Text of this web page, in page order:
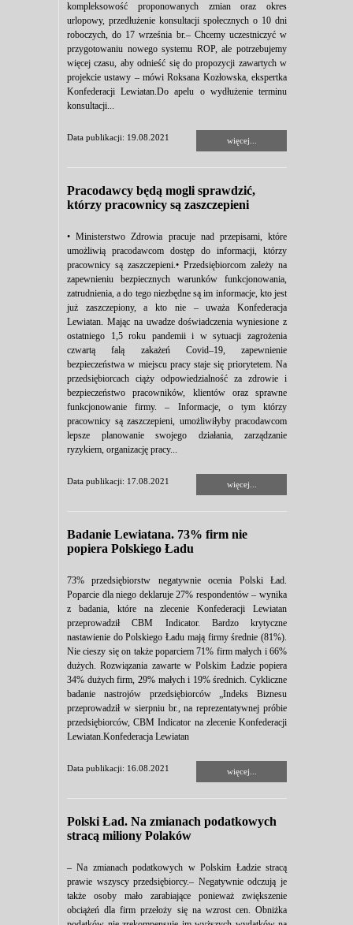
kompleksowość proponowanych zmian oraz okres
urlopowy, przedłużenie konsultacji społecznych o 10 dni
roboczych, do 17 września br.– Chcemy uczestniczyć w
przygotowaniu nowego systemu ROP, ale potrzebujemy
więcej czasu, aby odnieść się do propozycji zawartych w
projekcie ustawy – mówi Roksana Kozłowska, ekspertka
Konfederacji Lewiatan.Do apelu o wydłużenie terminu
konsultacji...
Data publikacji: 19.08.2021 więcej...
Pracodawcy będą mogli sprawdzić,
którzy pracownicy są zaszczepieni
• Ministerstwo Zdrowia pracuje nad przepisami, które
umożliwią pracodawcom dostęp do informacji, którzy
pracownicy są zaszczepieni.• Przedsiębiorcom zależy na
zapewnieniu bezpiecznych warunków funkcjonowania,
zatrudnienia, a do tego niezbędne są im informacje, kto jest
już zaszczepiony, a kto nie – uważa Konfederacja
Lewiatan. Mając na uwadze doświadczenia wyniesione z
ostatniego 1,5 roku pandemii i w sytuacji zagrożenia
czwartą falą zakażeń Covid–19, zapewnienie
bezpieczeństwa w miejscu pracy staje się priorytetem. Na
przedsiębiorcach ciąży odpowiedzialność za zdrowie i
bezpieczeństwo pracowników, klientów oraz sprawne
funkcjonowanie firmy. – Informacje, o tym którzy
pracownicy są zaszczepieni, umożliwiłyby pracodawcom
lepsze planowanie swojego działania, zarządzanie
ryzykiem, organizację pracy...
Data publikacji: 17.08.2021 więcej...
Badanie Lewiatana. 73% firm nie
popiera Polskiego Ładu
73% przedsiębiorstw negatywnie ocenia Polski Ład.
Poparcie dla niego deklaruje 27% respondentów – wynika
z badania, które na zlecenie Konfederacji Lewiatan
przeprowadził CBM Indicator. Bardzo krytyczne
nastawienie do Polskiego Ładu mają firmy średnie (81%).
Nie cieszy się on także poparciem 71% firm małych i 66%
dużych. Rozwiązania zawarte w Polskim Ładzie popiera
34% dużych firm, 29% małych i 19% średnich. Cykliczne
badanie nastrojów przedsiębiorców „Indeks Biznesu
przeprowadził w sierpniu br., na reprezentatywnej próbie
przedsiębiorców, CBM Indicator na zlecenie Konfederacji
Lewiatan.Konfederacja Lewiatan
Data publikacji: 16.08.2021 więcej...
Polski Ład. Na zmianach podatkowych
stracą miliony Polaków
– Na zmianach podatkowych w Polskim Ładzie stracą
prawie wszyscy przedsiębiorcy.– Negatywnie odczują je
także osoby mało zarabiające ponieważ zwiększenie
obciążeń dla firm przełoży się na wzrost cen. Obniżka